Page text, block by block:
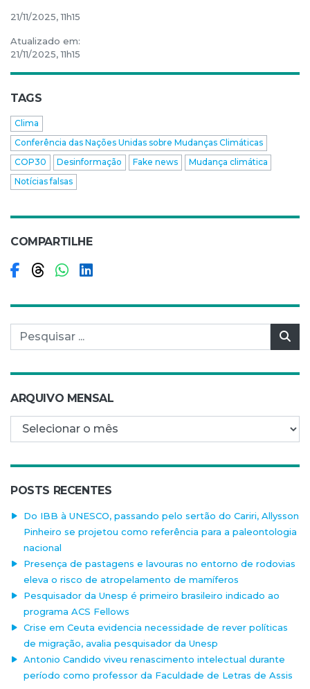
21/11/2025, 11h15
Atualizado em:
21/11/2025, 11h15
TAGS
Clima
Conferência das Nações Unidas sobre Mudanças Climáticas
COP30
Desinformação Fake news
Mudança climática
Notícias falsas
COMPARTILHE
Compartilhar no Facebook
Compartilhar no Threads
Compartilhar no WhatsApp
Compartilhar no LinkedIn
Pesquisar por:
ARQUIVO MENSAL
Arquivo mensal
POSTS RECENTES
Do IBB à UNESCO, passando pelo sertão do Cariri, Allysson
Pinheiro se projetou como referência para a paleontologia
nacional
Presença de pastagens e lavouras no entorno de rodovias
eleva o risco de atropelamento de mamíferos
Pesquisador da Unesp é primeiro brasileiro indicado ao
programa ACS Fellows
Crise em Ceuta evidencia necessidade de rever políticas
de migração, avalia pesquisador da Unesp
Antonio Candido viveu renascimento intelectual durante
período como professor da Faculdade de Letras de Assis